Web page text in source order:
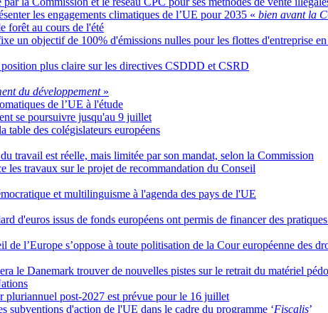
les engagements climatiques de l’UE pour 2035 « bien avant la
forêt au cours de l'été
un objectif de 100% d'émissions nulles pour les flottes d'entreprise
plus claire sur les directives CSDDD et CSRD
du développement»
de l’UE à l'étude
se poursuivre jusqu'au 9 juillet
table des colégislateurs européens
travail est réelle, mais limitée par son mandat, selon la Commission
les travaux sur le projet de recommandation du Conseil
et multilinguisme à l'agenda des pays de l'UE
d'euros issus de fonds européens ont permis de financer des
de l’Europe s’oppose à toute politisation de la Cour européenne des
le Danemark trouver de nouvelles pistes sur le retrait du matériel
pluriannuel post-2027 est prévue pour le 16 juillet
subventions d'action de l'UE dans le cadre du programme ‘Fiscalis’